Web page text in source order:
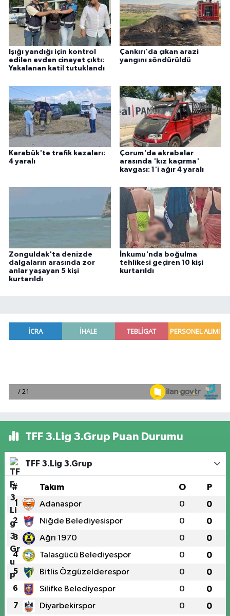
Işığı yandığı için kontrol
edilen evden cinayet çıktı:
Yakalanan katil tutuklandı
Çankırı'da çıkan arazi
yangını söndürüldü
Karabük'te trafik kazaları:
4 yaralı
Çorum'da akrabalar
arasında 'kız kaçırma'
kavgası: 1'i ağır 4 yaralı
Zonguldak'ta denizde
dalgaların arasında zor
anlar yaşayan 5 kişi
kurtarıldı
İnkumu'nda boğulma
tehlikesi geçiren 10 kişi
kurtarıldı
TFF 3.Lig 3.Grup Puan Durumu
TFF 3.Lig 3.Grup
# Takım O P
1 Adanaspor 0 0
2 Niğde Belediyesispor 0 0
3 Ağrı 1970 0 0
4 Talasgücü Belediyespor 0 0
5 Bitlis Özgüzelderespor 0 0
6 Silifke Belediyespor 0 0
7 Diyarbekirspor 0 0